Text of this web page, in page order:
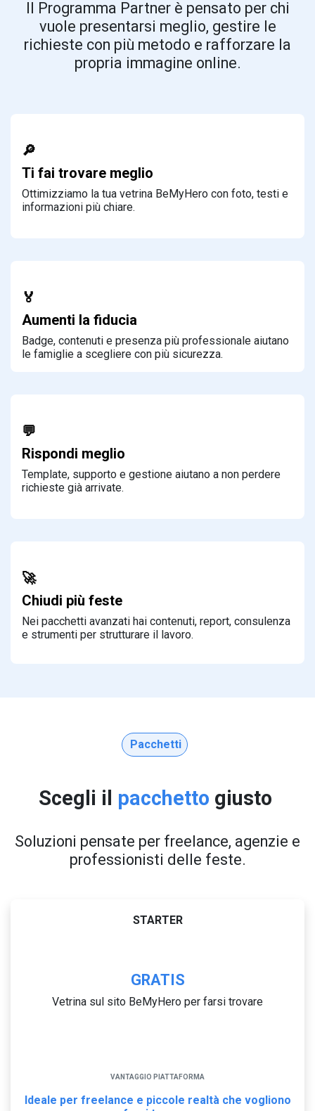
Il Programma Partner è pensato per chi
vuole presentarsi meglio, gestire le
richieste con più metodo e rafforzare la
propria immagine online.
🔎
Ti fai trovare meglio
Ottimizziamo la tua vetrina BeMyHero con foto, testi e
informazioni più chiare.
🏅
Aumenti la fiducia
Badge, contenuti e presenza più professionale aiutano
le famiglie a scegliere con più sicurezza.
💬
Rispondi meglio
Template, supporto e gestione aiutano a non perdere
richieste già arrivate.
🚀
Chiudi più feste
Nei pacchetti avanzati hai contenuti, report, consulenza
e strumenti per strutturare il lavoro.
Pacchetti
Scegli il pacchetto giusto
Soluzioni pensate per freelance, agenzie e
professionisti delle feste.
STARTER
GRATIS
Vetrina sul sito BeMyHero per farsi trovare
VANTAGGIO PIATTAFORMA
Ideale per freelance e piccole realtà che vogliono